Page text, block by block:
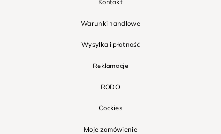
Kontakt
Warunki handlowe
Wysyłka i płatność
Reklamacje
RODO
Cookies
Moje zamówienie